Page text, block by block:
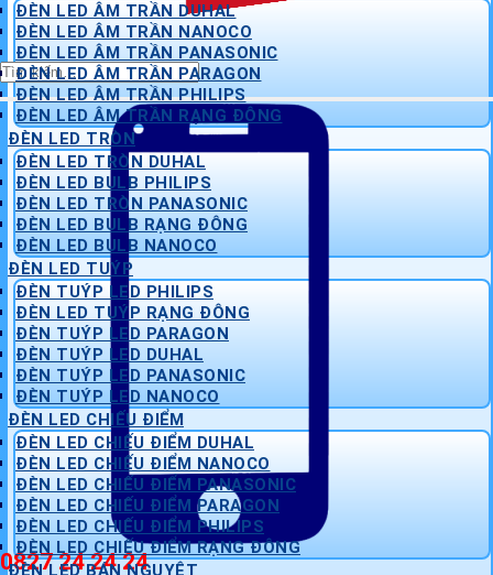
Tìm
kiếm:
0827 24 24 24
ĐÈN LED ÂM TRẦN DUHAL
ĐÈN LED ÂM TRẦN NANOCO
ĐÈN LED ÂM TRẦN PANASONIC
ĐÈN LED ÂM TRẦN PARAGON
ĐÈN LED ÂM TRẦN PHILIPS
ĐÈN LED ÂM TRẦN RẠNG ĐÔNG
ĐÈN LED TRÒN
ĐÈN LED TRÒN DUHAL
ĐÈN LED BULB PHILIPS
ĐÈN LED TRÒN PANASONIC
ĐÈN LED BULB RẠNG ĐÔNG
ĐÈN LED BULB NANOCO
ĐÈN LED TUÝP
ĐÈN TUÝP LED PHILIPS
ĐÈN LED TUÝP RẠNG ĐÔNG
ĐÈN TUÝP LED PARAGON
ĐÈN TUÝP LED DUHAL
ĐÈN TUÝP LED PANASONIC
ĐÈN TUÝP LED NANOCO
ĐÈN LED CHIẾU ĐIỂM
ĐÈN LED CHIẾU ĐIỂM DUHAL
ĐÈN LED CHIẾU ĐIỂM NANOCO
ĐÈN LED CHIẾU ĐIỂM PANASONIC
ĐÈN LED CHIẾU ĐIỂM PARAGON
ĐÈN LED CHIẾU ĐIỂM PHILIPS
ĐÈN LED CHIẾU ĐIỂM RẠNG ĐÔNG
ĐÈN LED BÁN NGUYỆT